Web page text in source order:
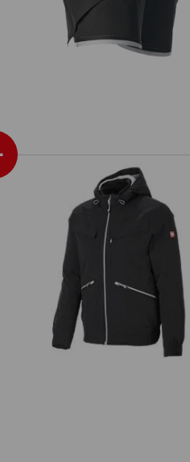
Veste d'hiver e.s.ambition